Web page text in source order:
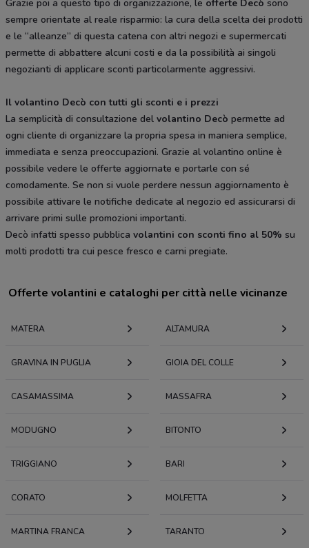
Grazie poi a questo tipo di organizzazione, le offerte Decò sono
sempre orientate al reale risparmio: la cura della scelta dei prodotti
e le “alleanze” di questa catena con altri negozi e supermercati
permette di abbattere alcuni costi e da la possibilità ai singoli
negozianti di applicare sconti particolarmente aggressivi.
Il volantino Decò con tutti gli sconti e i prezzi
La semplicità di consultazione del volantino Decò permette ad
ogni cliente di organizzare la propria spesa in maniera semplice,
immediata e senza preoccupazioni. Grazie al volantino online è
possibile vedere le offerte aggiornate e portarle con sé
comodamente. Se non si vuole perdere nessun aggiornamento è
possibile attivare le notifiche dedicate al negozio ed assicurarsi di
arrivare primi sulle promozioni importanti.
Decò infatti spesso pubblica volantini con sconti fino al 50% su
molti prodotti tra cui pesce fresco e carni pregiate.
Offerte volantini e cataloghi per città nelle vicinanze
MATERA ALTAMURA
GRAVINA IN PUGLIA GIOIA DEL COLLE
CASAMASSIMA MASSAFRA
MODUGNO BITONTO
TRIGGIANO BARI
CORATO MOLFETTA
MARTINA FRANCA TARANTO